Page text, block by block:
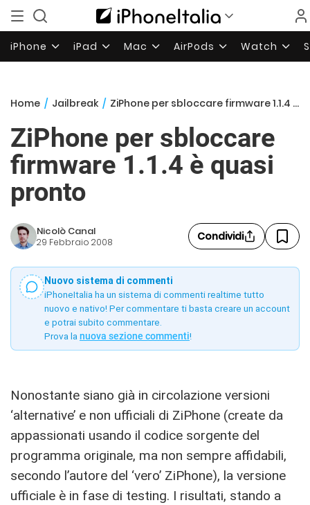
iPhone iPad Mac AirPods Watch
Home / Jailbreak / ZiPhone per sbloccare firmware 1.1.4 è quasi pronto
ZiPhone per sbloccare
firmware 1.1.4 è quasi
pronto
Nicolò Canal
29 Febbraio 2008 Condividi
Nuovo sistema di commenti
iPhoneItalia ha un sistema di commenti realtime tutto
nuovo e nativo! Per commentare ti basta creare un account
e potrai subito commentare.
Prova la nuova sezione commenti!
Nonostante siano già in circolazione versioni
‘alternative’ e non ufficiali di ZiPhone (create da
appassionati usando il codice sorgente del
programma originale, ma non sempre affidabili,
secondo l’autore del ‘vero’ ZiPhone), la versione
ufficiale è in fase di testing. I risultati, stando a